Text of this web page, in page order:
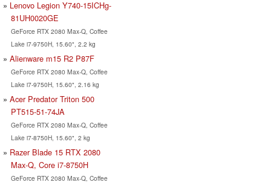
Lenovo Legion Y740-15ICHg-
81UH0020GE
GeForce RTX 2080 Max-Q, Coffee
Lake i7-9750H, 15.60", 2.2 kg
Alienware m15 R2 P87F
GeForce RTX 2080 Max-Q, Coffee
Lake i7-9750H, 15.60", 2.16 kg
Acer Predator Triton 500
PT515-51-74JA
GeForce RTX 2080 Max-Q, Coffee
Lake i7-8750H, 15.60", 2 kg
Razer Blade 15 RTX 2080
Max-Q, Core i7-8750H
GeForce RTX 2080 Max-Q, Coffee